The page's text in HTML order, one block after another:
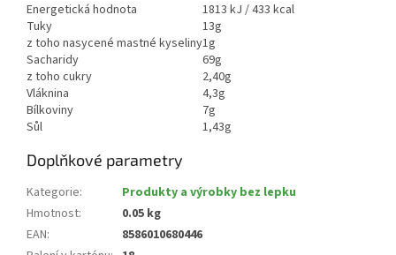
Energetická hodnota
1813 kJ / 433 kcal
Tuky
13g
z toho nasycené mastné kyseliny1g
Sacharidy
69g
z toho cukry
2,40g
Vláknina
4,3g
Bílkoviny
7g
Sůl
1,43g
Doplňkové parametry
Kategorie:
Produkty a výrobky bez lepku
Hmotnost:
0.05 kg
EAN:
8586010680446